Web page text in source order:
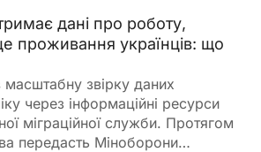
дані про роботу,
проживання українців: що
масштабну звірку даних
через інформаційні ресурси
міграційної служби. Протягом
передасть Міноборони